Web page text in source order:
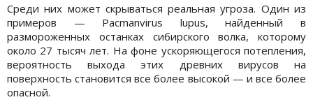
Среди них может скрываться реальная угроза. Один из
примеров — Pacmanvirus lupus, найденный в
размороженных останках сибирского волка, которому
около 27 тысяч лет. На фоне ускоряющегося потепления,
вероятность выхода этих древних вирусов на
поверхность становится все более высокой — и все более
опасной.